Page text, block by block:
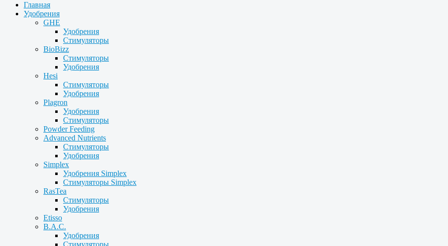
Главная
Удобрения
GHE
Удобрения
Стимуляторы
BioBizz
Стимуляторы
Удобрения
Hesi
Стимуляторы
Удобрения
Plagron
Удобрения
Стимуляторы
Powder Feeding
Advanced Nutrients
Стимуляторы
Удобрения
Simplex
Удобрения Simplex
Стимуляторы Simplex
RasTea
Стимуляторы
Удобрения
Etisso
B.A.C.
Удобрения
Стимуляторы